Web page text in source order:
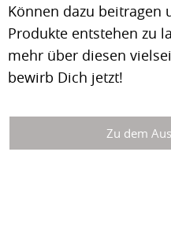
Können dazu beitragen
Produkte entstehen zu
mehr über diesen
bewirb Dich jetzt!
Zu dem